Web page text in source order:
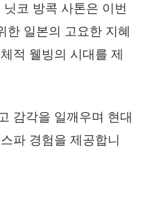
코 방콕 사톤은 이번
한 일본의 고요한 지혜
적 웰빙의 시대를 제
감각을 일깨우며 현대
파 경험을 제공합니